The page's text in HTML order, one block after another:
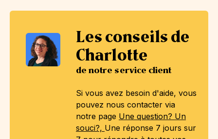
Les conseils de
Charlotte
de notre service client
Si vous avez besoin d'aide, vous
pouvez nous contacter via
notre page Une question? Un
souci?, Une réponse 7 jours sur